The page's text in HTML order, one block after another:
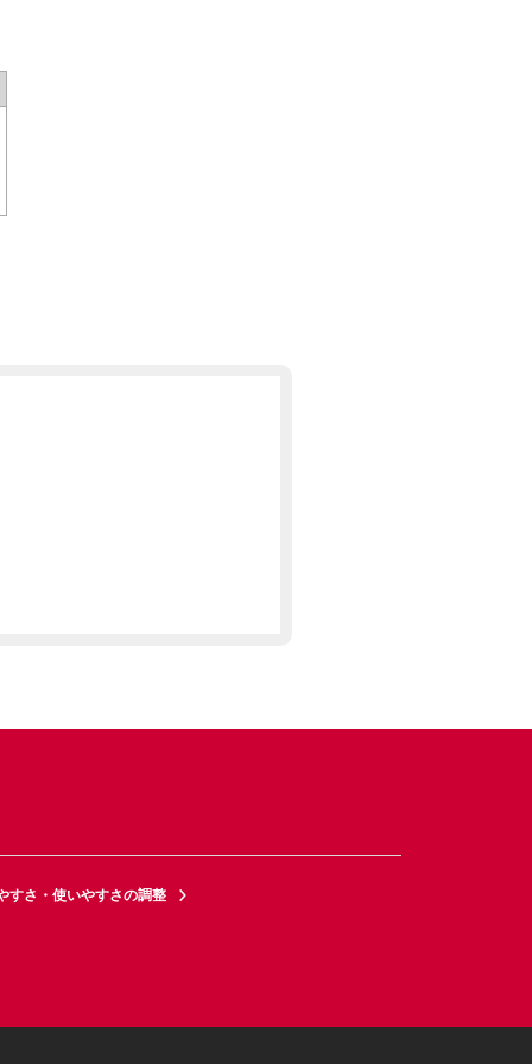
すさ・使いやすさの調整